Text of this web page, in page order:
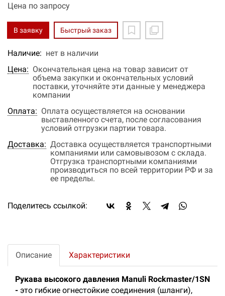
Цена по запросу
В заявку Быстрый заказ
Наличие: нет в наличии
Цена: Окончательная цена на товар зависит от
объема закупки и окончательных условий
поставки, уточняйте эти данные у менеджера
компании
Оплата: Оплата осуществляется на основании
выставленного счета, после согласования
условий отгрузки партии товара.
Доставка: Доставка осуществляется транспортными
компаниями или самовывозом с склада.
Отгрузка транспортными компаниями
производиться по всей территории РФ и за
ее пределы.
Поделитесь ссылкой:
Описание Характеристики
Рукава высокого давления Manuli Rockmaster/1SN
- это гибкие огнестойкие соединения (шланги),